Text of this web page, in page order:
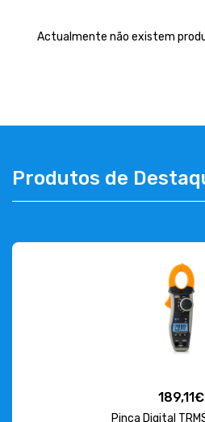
Actualmente não existem
Produtos de
189,11€
Pinça Digital